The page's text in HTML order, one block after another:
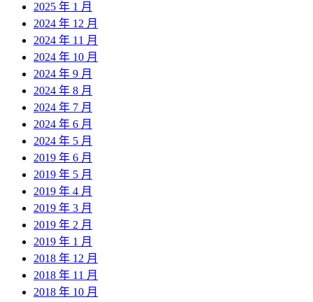
2025 年 1 月
2024 年 12 月
2024 年 11 月
2024 年 10 月
2024 年 9 月
2024 年 8 月
2024 年 7 月
2024 年 6 月
2024 年 5 月
2019 年 6 月
2019 年 5 月
2019 年 4 月
2019 年 3 月
2019 年 2 月
2019 年 1 月
2018 年 12 月
2018 年 11 月
2018 年 10 月